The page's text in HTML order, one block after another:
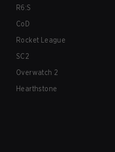
R6:S
CoD
Rocket League
SC2
Overwatch 2
Hearthstone